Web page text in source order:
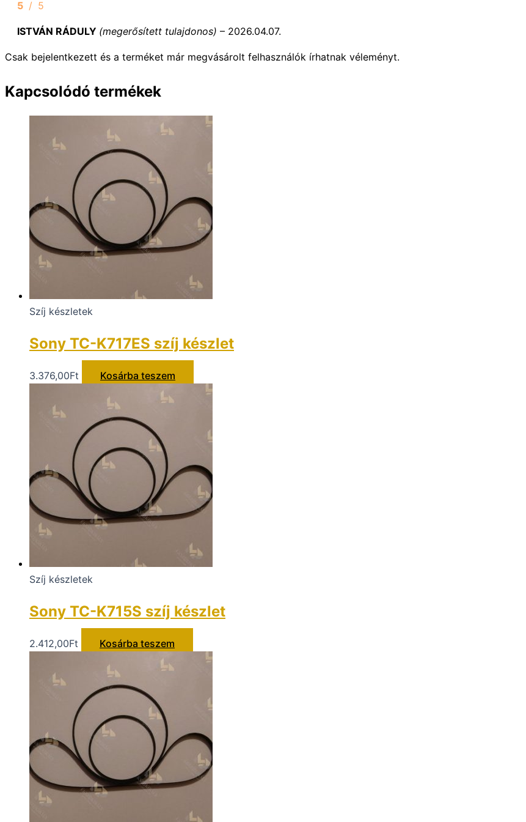
5 / 5
ISTVÁN RÁDULY (megerősített tulajdonos) – 2026.04.07.
Csak bejelentkezett és a terméket már megvásárolt felhasználók írhatnak véleményt.
Kapcsolódó termékek
Szíj készletek
Sony TC-K717ES szíj készlet
3.376,00Ft Kosárba teszem
Szíj készletek
Sony TC-K715S szíj készlet
2.412,00Ft Kosárba teszem